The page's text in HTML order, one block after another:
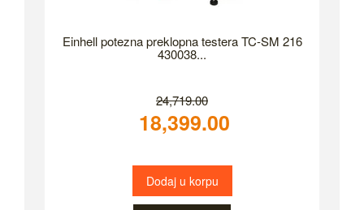
Einhell potezna preklopna testera TC-SM 216
430038...
24,719.00
18,399.00
Dodaj u korpu